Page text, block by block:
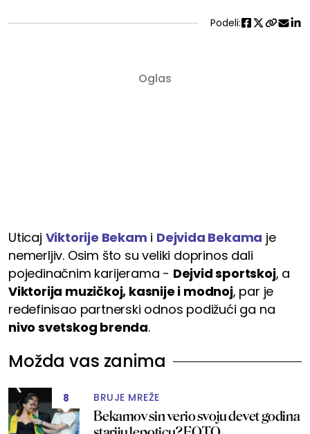
Podeli:
Uticaj Viktorije Bekam i Dejvida Bekama je
nemerljiv. Osim što su veliki doprinos dali
pojedinačnim karijerama - Dejvid sportskoj, a
Viktorija muzičkoj, kasnije i modnoj, par je
redefinisao partnerski odnos podižući ga na
nivo svetskog brenda.
Možda vas zanima
8 BRUJE MREŽE
Bekamov sin verio svoju devet godina